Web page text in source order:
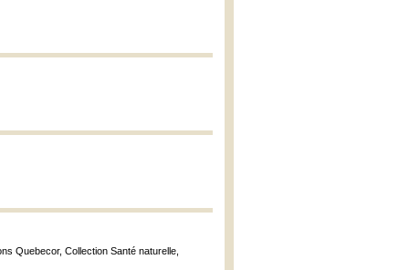
Quebecor, Collection Santé naturelle,